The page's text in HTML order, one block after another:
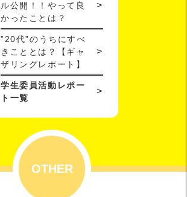
ル公開！！やって良
かったことは？
”20代”のうちにすべ
きこととは？【ギャ
ザリングレポート】
学生委員活動レポー
ト一覧
OTHER